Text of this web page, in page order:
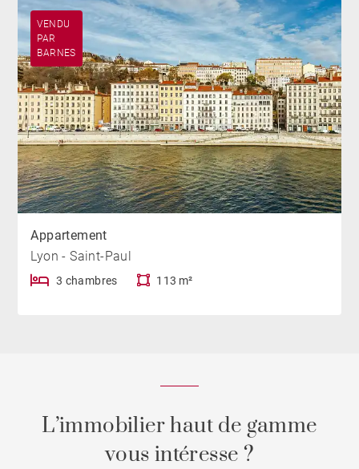
VENDU
PAR
BARNES
Appartement
Lyon - Saint-Paul
3 chambres 113 m²
L’immobilier haut de gamme
vous intéresse ?